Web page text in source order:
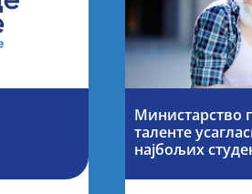
Министарство
таленте
најбољих